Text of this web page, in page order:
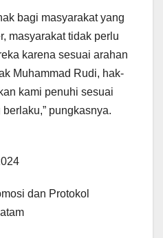
bagi masyarakat yang
masyarakat tidak perlu
karena sesuai arahan
Muhammad Rudi, hak-
kami penuhi sesuai
pungkasnya.
dan Protokol